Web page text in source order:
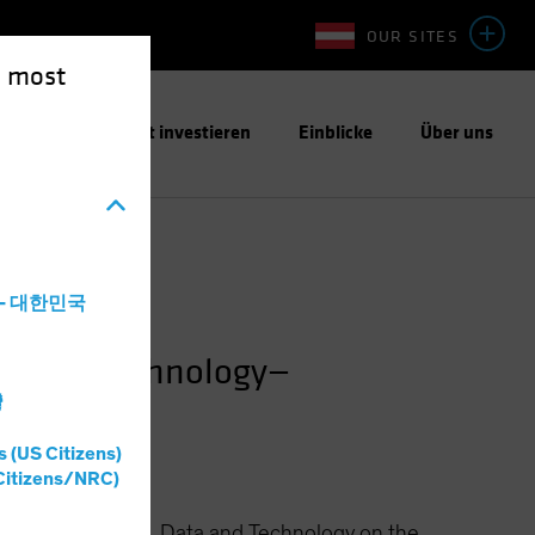
most
대한민국
(US Citizens)
NRC)
OUR SITES
investieren Einblicke Über uns
and Technology—